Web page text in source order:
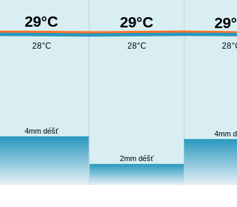
29°C
28°C
4mm déšť
29°C
28°C
2mm déšť
4mm